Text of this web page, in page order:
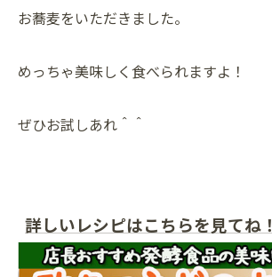
お蕎麦をいただきました。
めっちゃ美味しく食べられますよ！
ぜひお試しあれ＾＾
詳しいレシピはこちらを見てね！